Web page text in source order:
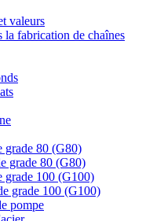
valeurs
la fabrication de chaînes
grade 80 (G80)
grade 80 (G80)
grade 100 (G100)
grade 100 (G100)
pompe